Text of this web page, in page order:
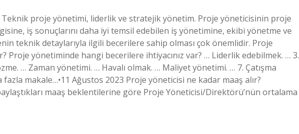
proje yönetimi, liderlik ve stratejik yönetim. Proje yöneticisinin proje
iş sonuçlarını daha iyi temsil edebilen iş yönetimine, ekibi yönetme ve
teknik detaylarıyla ilgili becerilere sahip olması çok önemlidir. Proje
yönetiminde hangi becerilere ihtiyacınız var? … Liderlik edebilmek. … 3.
… Zaman yönetimi. … Havalı olmak. … Maliyet yönetimi. … 7. Çatışma
makale…•11 Ağustos 2023 Proje yöneticisi ne kadar maaş alır?
maaş beklentilerine göre Proje Yöneticisi/Direktörü’nün ortalama